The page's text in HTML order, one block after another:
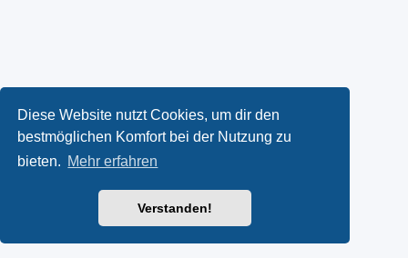
Diese Website nutzt Cookies, um dir den
bestmöglichen Komfort bei der Nutzung zu
bieten. Mehr erfahren
Verstanden!